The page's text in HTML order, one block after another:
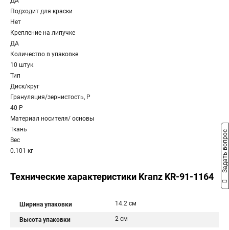
Подходит для краски
Нет
Крепление на липучке
ДА
Количество в упаковке
10 штук
Тип
Диск/круг
Грануляция/зернистость, P
40 P
Материал носителя/ основы
Ткань
Вес
0.101 кг
Технические характеристики Kranz KR-91-1164
Ширина упаковки 14.2 см
Высота упаковки 2 см
Задать вопрос